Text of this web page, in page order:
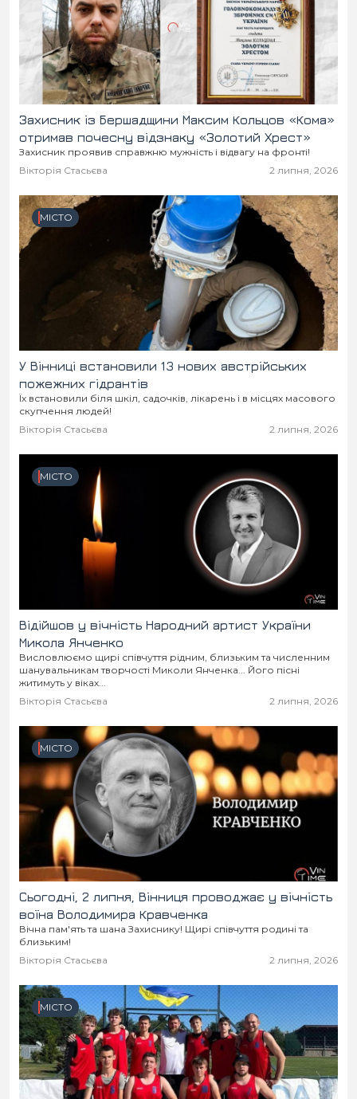
Захисник із Бершадщини Максим Кольцов «Кома»
отримав почесну відзнаку «Золотий Хрест»
Захисник проявив справжню мужність і відвагу на фронті!
Вікторія Стасьєва
2 липня, 2026
МІСТО
У Вінниці встановили 13 нових австрійських
пожежних гідрантів
Їх встановили біля шкіл, садочків, лікарень і в місцях масового
скупчення людей!
Вікторія Стасьєва
2 липня, 2026
МІСТО
Відійшов у вічність Народний артист України
Микола Янченко
Висловлюємо щирі співчуття рідним, близьким та численним
шанувальникам творчості Миколи Янченка... Його пісні
житимуть у віках...
Вікторія Стасьєва
2 липня, 2026
МІСТО
Сьогодні, 2 липня, Вінниця проводжає у вічність
воїна Володимира Кравченка
Вічна пам'ять та шана Захиснику! Щирі співчуття родині та
близьким!
Вікторія Стасьєва
2 липня, 2026
МІСТО